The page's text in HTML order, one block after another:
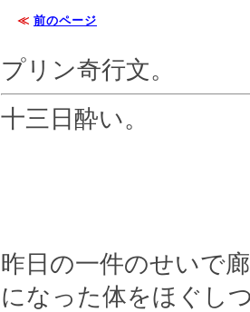
≪ 前のページ
プリン奇行文。
十三日酔い。
昨日の一件のせいで
になった体をほぐし